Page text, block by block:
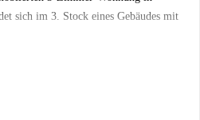
sich im 3. Stock eines Gebäudes mit